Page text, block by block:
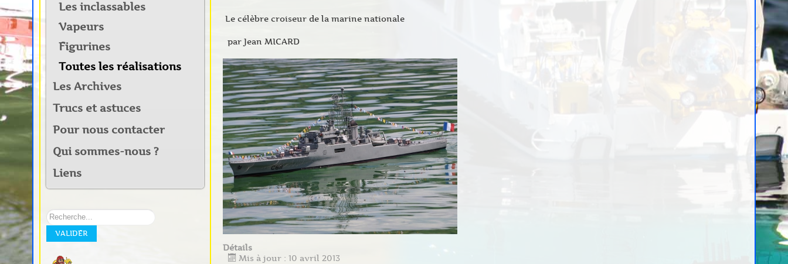
Les inclassables
Vapeurs
Figurines
Toutes les réalisations
Les Archives
Trucs et astuces
Pour nous contacter
Qui sommes-nous ?
Liens
Rechercher
sur
notre
VALIDER
Le célèbre croiseur de la marine nationale
par Jean MICARD
Détails
Mis à jour : 10 avril 2013